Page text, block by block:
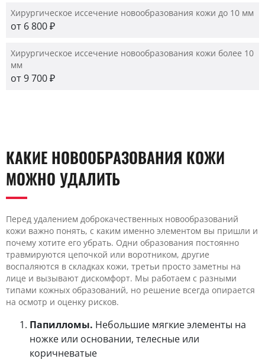
Хирургическое иссечение новообразования кожи до 10 мм
от 6 800 ₽
Хирургическое иссечение новообразования кожи более 10
мм
от 9 700 ₽
КАКИЕ НОВООБРАЗОВАНИЯ КОЖИ
МОЖНО УДАЛИТЬ
Перед удалением доброкачественных новообразований
кожи важно понять, с каким именно элементом вы пришли и
почему хотите его убрать. Одни образования постоянно
травмируются цепочкой или воротником, другие
воспаляются в складках кожи, третьи просто заметны на
лице и вызывают дискомфорт. Мы работаем с разными
типами кожных образований, но решение всегда опирается
на осмотр и оценку рисков.
Папилломы. Небольшие мягкие элементы на
ножке или основании, телесные или
коричневатые